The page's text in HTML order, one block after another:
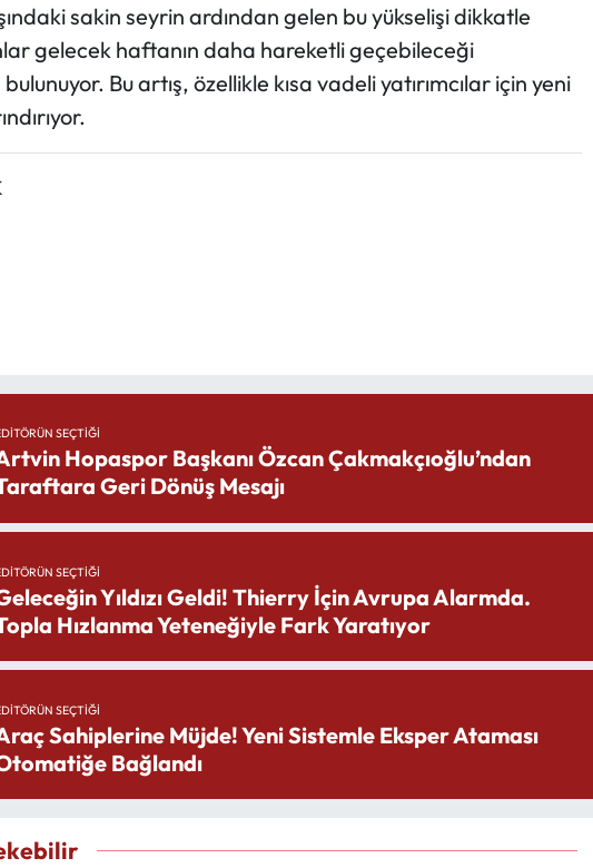
sakin seyrin ardından gelen bu yükselişi dikkatle
gelecek haftanın daha hareketli geçebileceği
Bu artış, özellikle kısa vadeli yatırımcılar için yeni
SEÇTIĞI
Hopaspor Başkanı Özcan Çakmakçıoğlu’ndan
Geri Dönüş Mesajı
SEÇTIĞI
Yıldızı Geldi! Thierry İçin Avrupa Alarmda.
Hızlanma Yeteneğiyle Fark Yaratıyor
SEÇTIĞI
Sahiplerine Müjde! Yeni Sistemle Eksper Ataması
Bağlandı